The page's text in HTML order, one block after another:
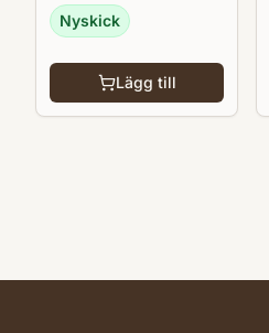
Nyskick
Lägg till